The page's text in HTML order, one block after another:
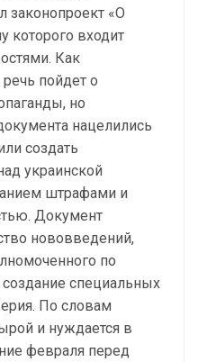
законопроект «О
которого входит
Как
пойдет о
но
нацелились
создать
украинской
штрафами и
Документ
нововведений,
по
специальных
По словам
и нуждается в
февраля перед